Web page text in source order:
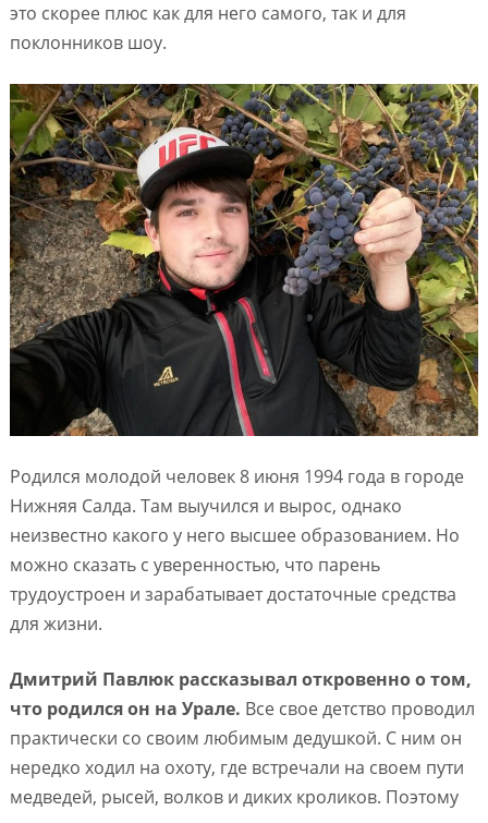
это скорее плюс как для него самого, так и для
поклонников шоу.
Родился молодой человек 8 июня 1994 года в городе
Нижняя Салда. Там выучился и вырос, однако
неизвестно какого у него высшее образованием. Но
можно сказать с уверенностью, что парень
трудоустроен и зарабатывает достаточные средства
для жизни.
Дмитрий Павлюк рассказывал откровенно о том,
что родился он на Урале. Все свое детство проводил
практически со своим любимым дедушкой. С ним он
нередко ходил на охоту, где встречали на своем пути
медведей, рысей, волков и диких кроликов. Поэтому